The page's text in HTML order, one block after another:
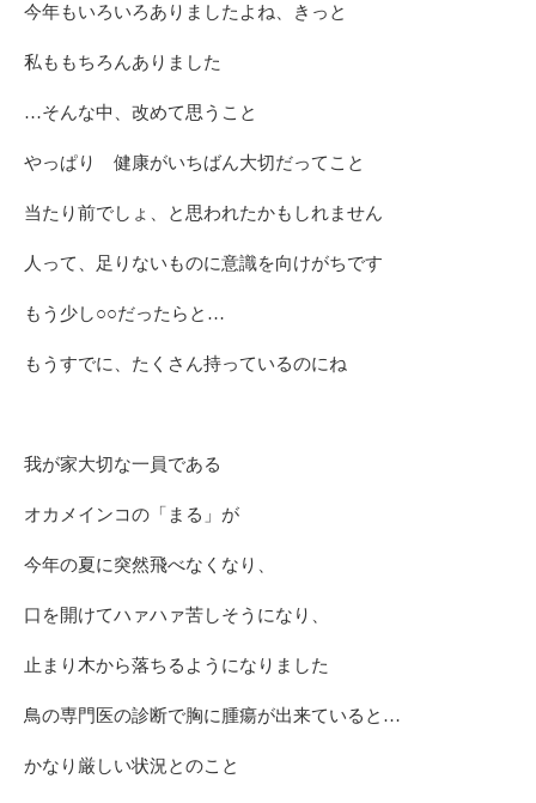
今年もいろいろありましたよね、きっと
私ももちろんありました
…そんな中、改めて思うこと
やっぱり 健康がいちばん大切だってこと
当たり前でしょ、と思われたかもしれません
人って、足りないものに意識を向けがちです
もう少し○○だったらと…
もうすでに、たくさん持っているのにね
我が家大切な一員である
オカメインコの「まる」が
今年の夏に突然飛べなくなり、
口を開けてハァハァ苦しそうになり、
止まり木から落ちるようになりました
鳥の専門医の診断で胸に腫瘍が出来ていると…
かなり厳しい状況とのこと